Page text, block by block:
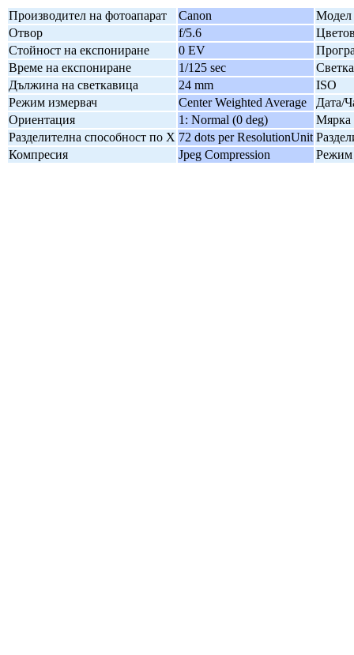
Производител на фотоапарат Canon
Модел
Отвор
f/5.6
Стойност на експониране
0 EV
Време на експониране
1/125 sec
Дължина на светкавица
24 mm
ISO
Режим измервач
Center Weighted Average
Дата/
Ориентация
1: Normal (0 deg)
Мярка
Разделителна способност по X 72 dots per ResolutionUnit
Компресия
Jpeg Compression Режим